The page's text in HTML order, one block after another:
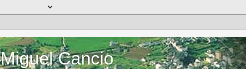
Miguel Cancio